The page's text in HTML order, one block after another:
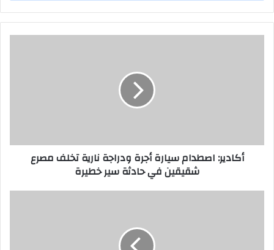
أكادير: اصطدام سيارة أجرة ودراجة نارية تخلف مصرع
شقيقين في حادثة سير خطيرة